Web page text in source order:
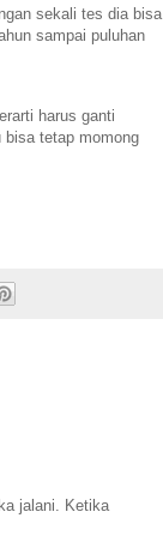
sekali tes dia bisa
sampai puluhan
harus ganti
tetap momong
jalani. Ketika